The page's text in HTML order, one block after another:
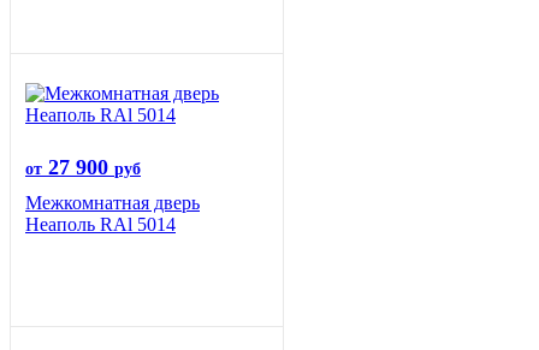
от 27 900 руб
Межкомнатная дверь
Неаполь RAl 5014